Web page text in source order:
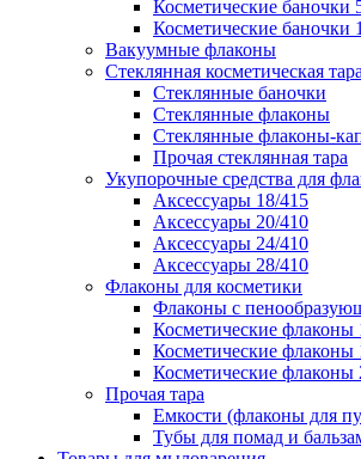
Косметические баночки
Косметические баночки
Вакуумные флаконы
Стеклянная косметическая тара
Стеклянные баночки
Стеклянные флаконы
Стеклянные флаконы-
Прочая стеклянная тара
Укупорочные средства для
Аксессуары 18/415
Аксессуары 20/410
Аксессуары 24/410
Аксессуары 28/410
Флаконы для косметики
Флаконы с
Косметические флаконы
Косметические флаконы
Косметические флаконы
Прочая тара
Емкости (флаконы для
Тубы для помад и